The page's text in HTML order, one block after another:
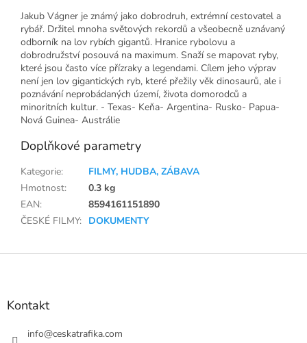
Jakub Vágner je známý jako dobrodruh, extrémní cestovatel a
rybář. Držitel mnoha světových rekordů a všeobecně uznávaný
odborník na lov rybích gigantů. Hranice rybolovu a
dobrodružství posouvá na maximum. Snaží se mapovat ryby,
které jsou často více přízraky a legendami. Cílem jeho výprav
není jen lov gigantických ryb, které přežily věk dinosaurů, ale i
poznávání neprobádaných území, života domorodců a
minoritních kultur. - Texas- Keňa- Argentina- Rusko- Papua-
Nová Guinea- Austrálie
Doplňkové parametry
Kategorie:
FILMY, HUDBA, ZÁBAVA
Hmotnost:
0.3 kg
EAN:
8594161151890
ČESKÉ FILMY: DOKUMENTY
Z
Kontakt
info@ceskatrafika.com